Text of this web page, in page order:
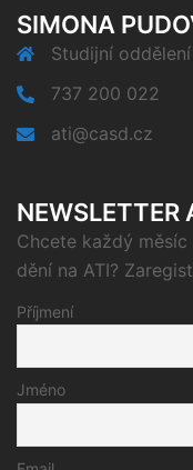
SIMONA
Studijní oddělení
737 200 022
ati@casd.cz
NEWSLETTER
Chcete každý
dění na ATI?
Příjmení
Jméno